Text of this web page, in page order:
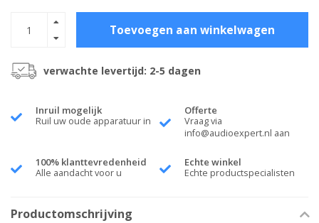
Toevoegen aan winkelwagen
verwachte levertijd: 2-5 dagen
Inruil mogelijk
Ruil uw oude apparatuur in
Offerte
Vraag via
info@audioexpert.nl aan
100% klanttevredenheid
Alle aandacht voor u
Echte winkel
Echte productspecialisten
Productomschrijving